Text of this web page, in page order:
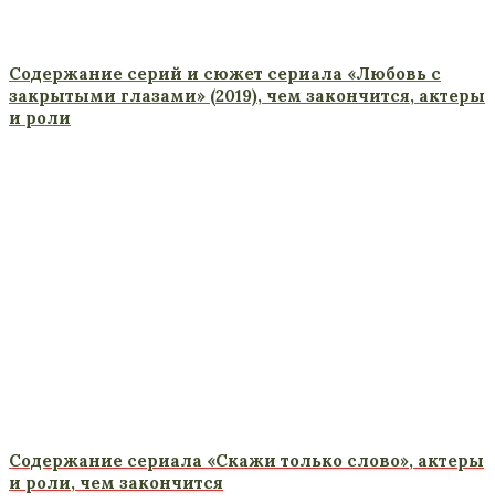
Содержание серий и сюжет сериала «Любовь с
закрытыми глазами» (2019), чем закончится, актеры
и роли
Содержание сериала «Скажи только слово», актеры
и роли, чем закончится